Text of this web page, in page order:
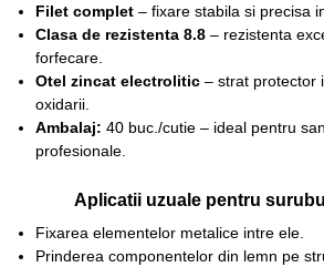
Filet complet– fixare stabila si precisa
Clasa de rezistenta 8.8– rezistenta
forfecare.
Otel zincat electrolitic– strat protector
oxidarii.
Ambalaj: 40 buc./cutie – ideal pentru
profesionale.
Aplicatii uzuale pentru
Fixarea elementelor metalice intre ele.
Prinderea componentelor din lemn pe